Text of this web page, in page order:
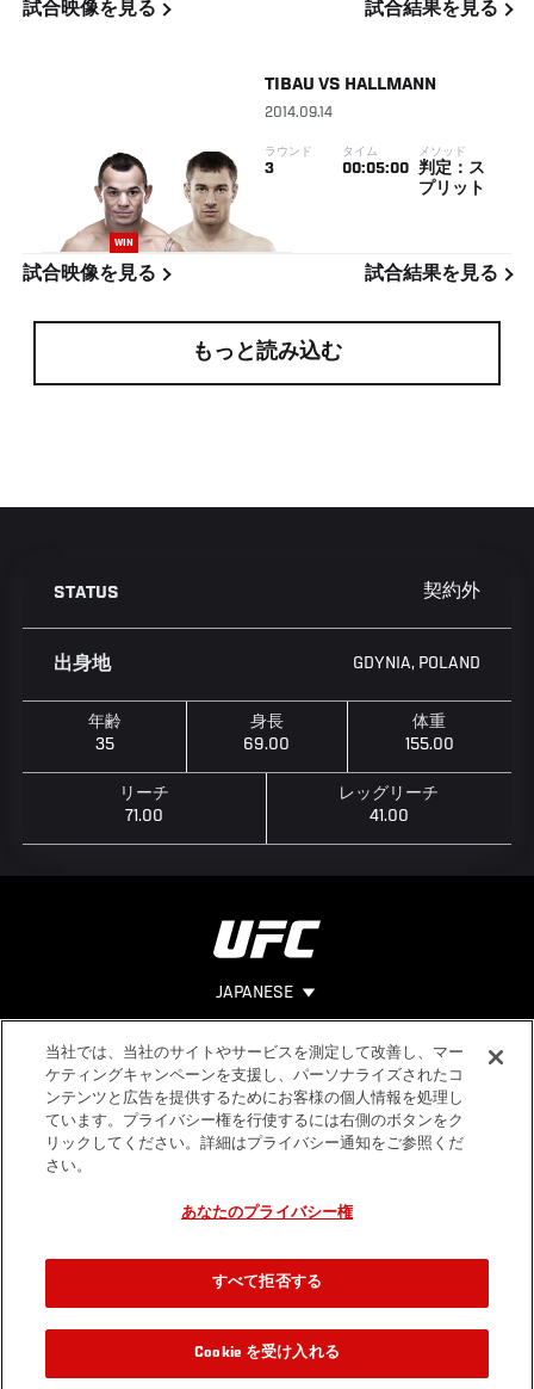
試合映像を見る 試合結果を見る
WIN
TIBAU VS HALLMANN
2014.09.14
ラウンド
3
タイム
00:05:00
メソッド
判定：ス
プリット
試合映像を見る 試合結果を見る
もっと読み込む
STATUS 契約外
出身地 GDYNIA, POLAND
年齢
35
身長
69.00
体重
155.00
リーチ
71.00
レッグリーチ
41.00
JAPANESE
Footer ヘルプ
法的事項
利用規約
個人情報保
当社では、当社のサイトやサービスを測定して改善し、マー
ケティングキャンペーンを支援し、パーソナライズされたコ
ンテンツと広告を提供するためにお客様の個人情報を処理し
ています。プライバシー権を行使するには右側のボタンをク
リックしてください。詳細はプライバシー通知をご参照くだ
さい。
あなたのプライバシー権
すべて拒否する
Cookie を受け入れる